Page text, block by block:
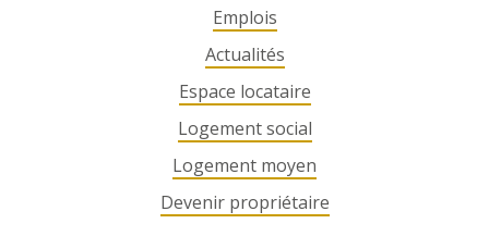
Emplois
Actualités
Espace locataire
Logement social
Logement moyen
Devenir propriétaire